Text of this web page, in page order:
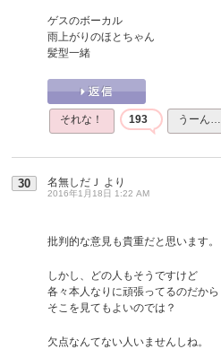
ゲスのボーカル
雨上がりのほとちゃん
髪型一緒
それな！ 193 うーん…
30 名無しだＪ より
2016年1月18日 1:22 AM
批判的な意見も貴重だと思います。
しかし、どの人もそうですけど
各々本人なりに頑張ってるのだから
そこを見てもよいのでは？
欠点なんてない人いませんしね。